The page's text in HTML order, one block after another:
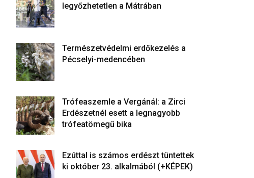
legyőzhetetlen a Mátrában
Természetvédelmi erdőkezelés a
Pécselyi-medencében
Trófeaszemle a Vergánál: a Zirci
Erdészetnél esett a legnagyobb
trófeatömegű bika
Ezúttal is számos erdészt tüntettek
ki október 23. alkalmából (+KÉPEK)